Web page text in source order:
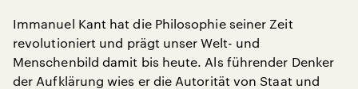
Immanuel Kant hat die Philosophie seiner Zeit
revolutioniert und prägt unser Welt- und
Menschenbild damit bis heute. Als führender Denker
der Aufklärung wies er die Autorität von Staat und